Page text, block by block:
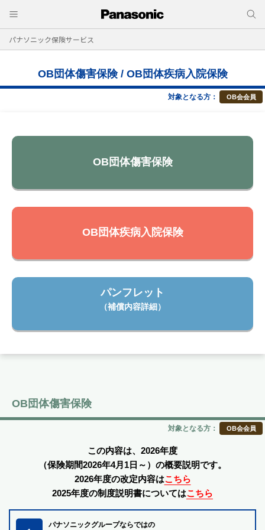
パナソニック保険サービス
OB団体傷害保険 / OB団体疾病入院保険
対象となる方： OB会会員
OB団体傷害保険
OB団体疾病入院保険
パンフレット
（補償内容詳細）
OB団体傷害保険
対象となる方： OB会会員
この内容は、2026年度
（保険期間2026年4月1日～）の概要説明です。
2026年度の改定内容はこちら
2025年度の制度説明書についてはこちら
パナソニックグループならではの